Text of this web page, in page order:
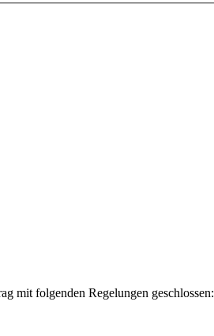
mit folgenden Regelungen geschlossen: